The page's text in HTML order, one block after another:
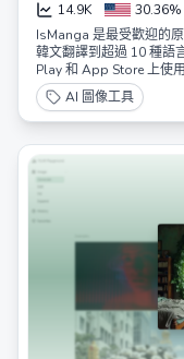
式 14.9K 30.36%
IsManga 是最受歡迎的
韓文翻譯到超過 10 種
Play 和 App Store 上使
AI 圖像工具